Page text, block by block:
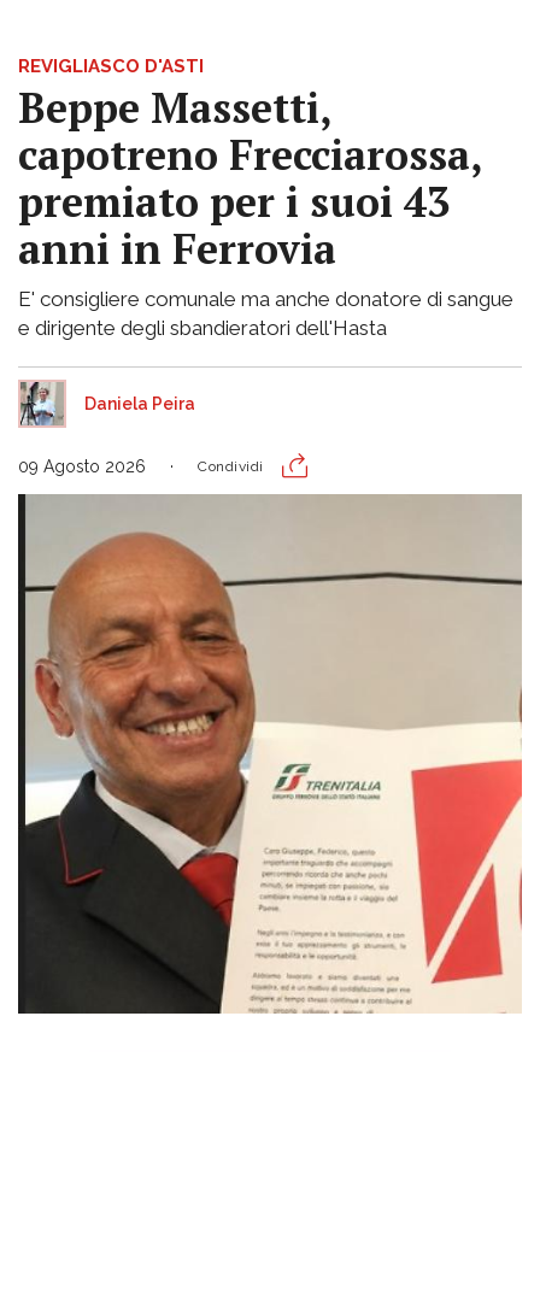
REVIGLIASCO D'ASTI
Beppe Massetti,
capotreno Frecciarossa,
premiato per i suoi 43
anni in Ferrovia
E' consigliere comunale ma anche donatore di sangue
e dirigente degli sbandieratori dell'Hasta
Daniela Peira
09 Agosto 2026 Condividi